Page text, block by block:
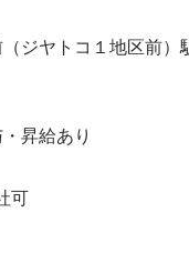
ジヤトコ１地区前）
昇給あり
可